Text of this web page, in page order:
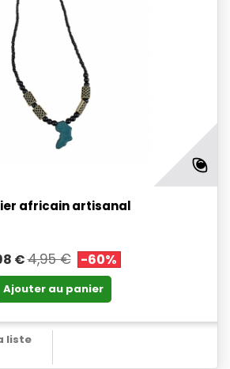
africain artisanal
€4,95 € -60%
Ajouter au panier
liste